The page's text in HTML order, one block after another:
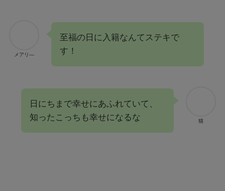
メアリ―
至福の日に入籍なんてステキで
す！
猫
日にちまで幸せにあふれていて、
知ったこっちも幸せになるな